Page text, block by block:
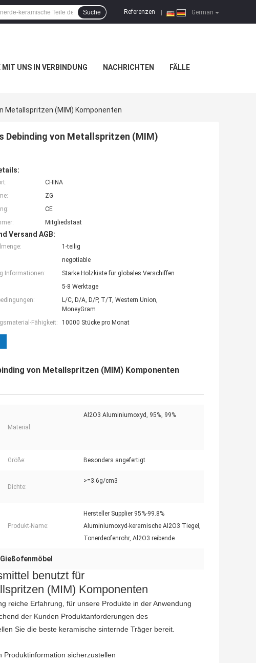
German
Referenzen
Suche
MIT UNS IN VERBINDUNG NACHRICHTEN FÄLLE
Metallspritzen (MIM) Komponenten
von Metallspritzen (MIM)
CHINA
ZG
CE
Mitgliedstaat
Versand AGB:
1-teilig
negotiable
Informationen:
Starke Holzkiste für globales Verschiffen
5-8 Werktage
L/C, D/A, D/P, T/T, Western Union,
MoneyGram
Fähigkeit:
10000 Stücke pro Monat
von Metallspritzen (MIM) Komponenten
Material:
Al2O3 Aluminiumoxyd, 95%, 99%
Größe: Besonders angefertigt
Dichte:
>=3.6g/cm3
Produkt-Name:
Hersteller Supplier 95%-99.8%
Aluminiumoxyd-keramische Al2O3 Tiegel,
Tonerdeofenrohr, Al2O3 reibende
benutzt für
(MIM) Komponenten
reiche Erfahrung, für unsere Produkte in der Anwendung
der Kunden Produktanforderungen des
Sie die beste keramische sinternde Träger bereit.
sicherzustellen